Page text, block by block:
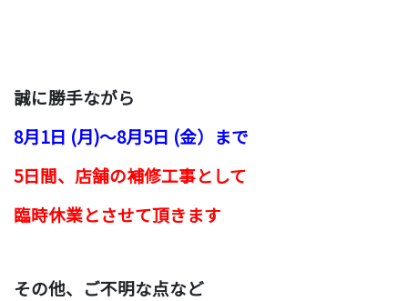
誠に勝手ながら
8月1日 (月)〜8月5日 (金）まで
5日間、店舗の補修工事として
臨時休業とさせて頂きます
その他、ご不明な点など